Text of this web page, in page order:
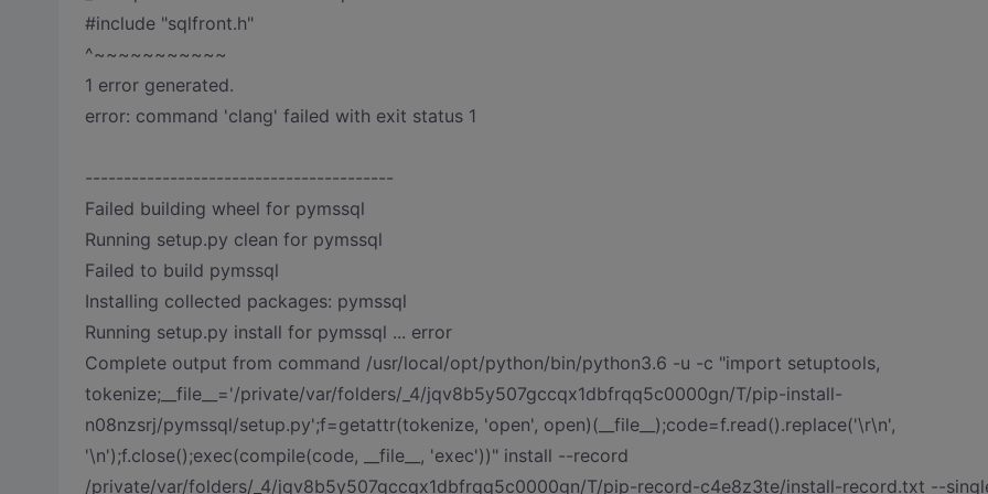
#include "sqlfront.h"
^~~~~~~~~~~~
1 error generated.
error: command 'clang' failed with exit status 1
----------------------------------------
Failed building wheel for pymssql
Running setup.py clean for pymssql
Failed to build pymssql
Installing collected packages: pymssql
Running setup.py install for pymssql ... error
Complete output from command /usr/local/opt/python/bin/python3.6 -u -c "import setuptools,
tokenize;__file__='/private/var/folders/_4/jqv8b5y507gccqx1dbfrqq5c0000gn/T/pip-install-
n08nzsrj/pymssql/setup.py';f=getattr(tokenize, 'open', open)(__file__);code=f.read().replace('\r\n',
'\n');f.close();exec(compile(code, __file__, 'exec'))" install --record
/private/var/folders/_4/jqv8b5y507gccqx1dbfrqq5c0000gn/T/pip-record-c4e8z3te/install-record.txt --